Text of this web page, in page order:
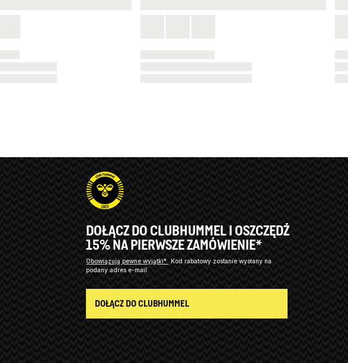
DOŁĄCZ DO CLUBHUMMEL I OSZCZĘDŹ
15% NA PIERWSZE ZAMÓWIENIE*
Obowiązują pewne wyjątki*
Kod rabatowy zostanie wysłany na
podany adres e-mail.
DOŁĄCZ DO CLUBHUMMEL